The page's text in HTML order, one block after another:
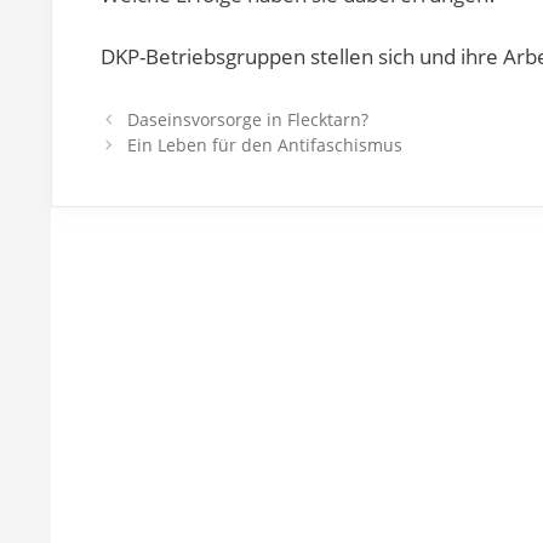
DKP-Betriebsgruppen stellen sich und ihre
Post
navigation
Daseinsvorsorge in Flecktarn?
Ein Leben für den Antifaschismus